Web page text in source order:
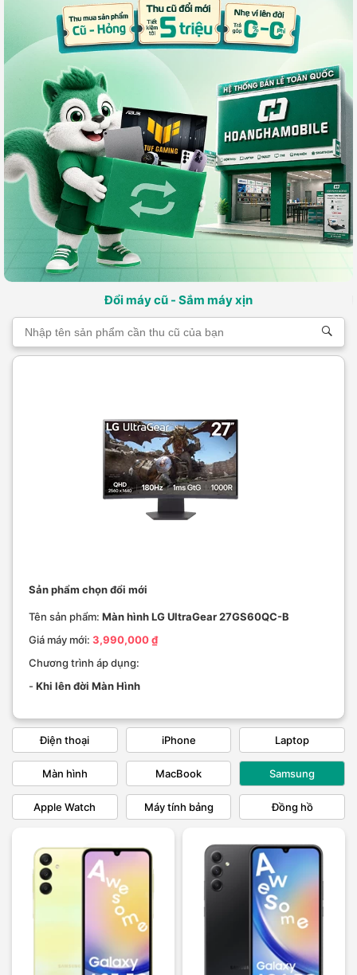
Đổi máy cũ - Sắm máy xịn
Sản phẩm chọn đổi mới
Tên sản phẩm: Màn hình LG UltraGear 27GS60QC-B
Giá máy mới: 3,990,000 ₫
Chương trình áp dụng:
- Khi lên đời Màn Hình
Điện thoại iPhone Laptop
Màn hình MacBook Samsung
Apple Watch Máy tính bảng Đồng hồ